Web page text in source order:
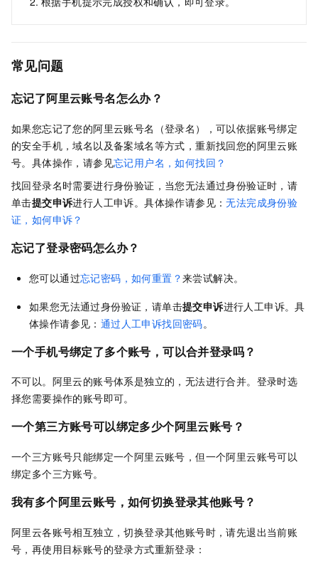
常见问题
忘记了阿里云账号名怎么办？
如果您忘记了您的阿里云账号名（登录名），可以依据账号绑定
的安全手机，域名以及备案域名等方式，重新找回您的阿里云账
号。具体操作，请参见忘记用户名，如何找回？
找回登录名时需要进行身份验证，当您无法通过身份验证时，请
单击提交申诉进行人工申诉。具体操作请参见：无法完成身份验
证，如何申诉？
忘记了登录密码怎么办？
您可以通过忘记密码，如何重置？来尝试解决。
如果您无法通过身份验证，请单击提交申诉进行人工申诉。具
体操作请参见： 通过人工申诉找回密码。
一个手机号绑定了多个账号，可以合并登录吗？
不可以。阿里云的账号体系是独立的，无法进行合并。登录时选
择您需要操作的账号即可。
一个第三方账号可以绑定多少个阿里云账号？
一个三方账号只能绑定一个阿里云账号，但一个阿里云账号可以
绑定多个三方账号。
我有多个阿里云账号，如何切换登录其他账号？
阿里云各账号相互独立，切换登录其他账号时，请先退出当前账
号，再使用目标账号的登录方式重新登录：